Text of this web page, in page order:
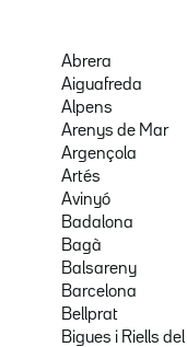
Abrera
Aiguafreda
Alpens
Arenys de Mar
Argençola
Artés
Avinyó
Badalona
Bagà
Balsareny
Barcelona
Bellprat
Bigues i Riells